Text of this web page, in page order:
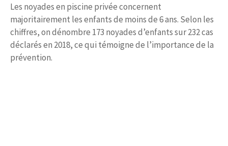
Les noyades en piscine privée concernent
majoritairement les enfants de moins de 6 ans. Selon les
chiffres, on dénombre 173 noyades d’enfants sur 232 cas
déclarés en 2018, ce qui témoigne de l’importance de la
prévention.